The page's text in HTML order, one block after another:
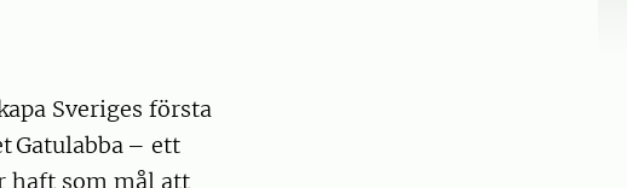
Sveriges första
Gatulabba – ett
haft som mål att